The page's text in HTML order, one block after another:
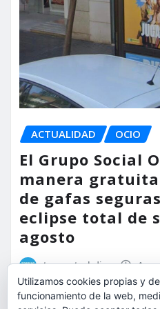
ACTUALIDAD OCIO
El Grupo Social
manera
de gafas
eclipse total de
agosto
torrent al dia Ago
Utilizamos cookies propias y
funcionamiento de la web,